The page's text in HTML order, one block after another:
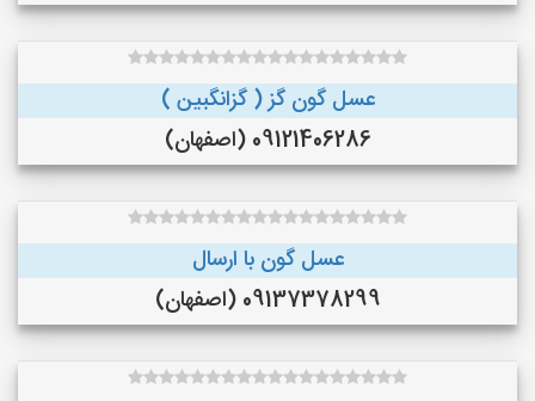
عسل گون گز ( گزانگبین )
09121406286 (اصفهان)
عسل گون با ارسال
09137378299 (اصفهان)